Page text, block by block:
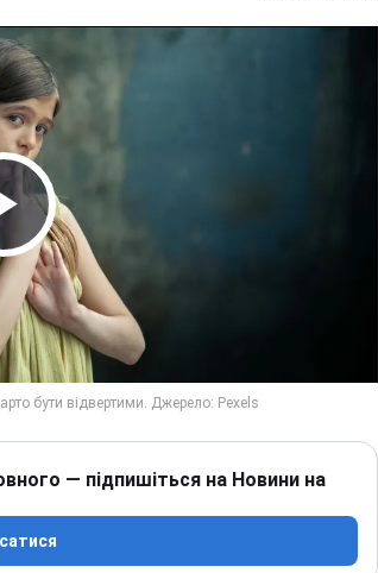
Video
— підпишіться на Новини на